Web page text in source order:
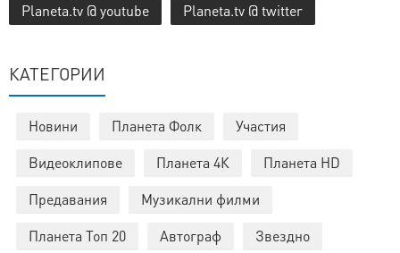
Planeta.tv @ youtube Planeta.tv @ twitter
КАТЕГОРИИ
Новини Планета Фолк
Участия
Видеоклипове
Планета 4К
Планета HD
Предавания
Музикални филми
Планета Топ 20
Автограф
Звездно